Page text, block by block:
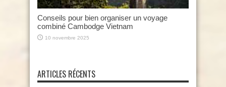
Conseils pour bien organiser un voyage
combiné Cambodge Vietnam
10 novembre 2025
ARTICLES RÉCENTS